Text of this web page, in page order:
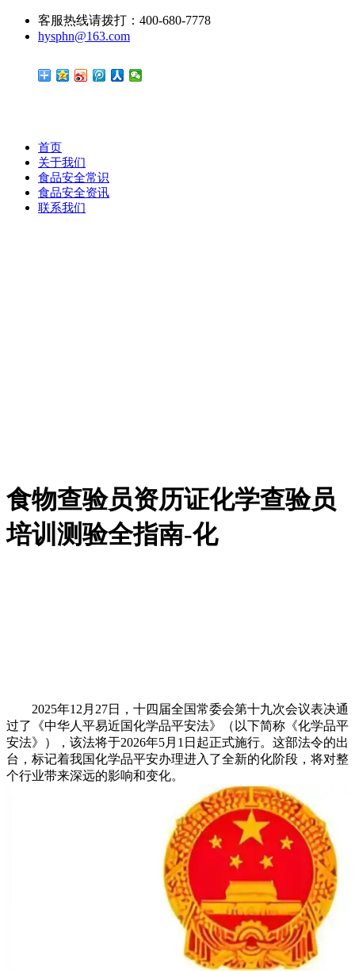
客服热线请拨打：400-680-7778
hysphn@163.com
首页
关于我们
食品安全常识
食品安全资讯
联系我们
食物查验员资历证化学查验员
培训测验全指南-化
2025年12月27日，十四届全国常委会第十九次会议表决通
过了《中华人平易近国化学品平安法》（以下简称《化学品平
安法》），该法将于2026年5月1日起正式施行。这部法令的出
台，标记着我国化学品平安办理进入了全新的化阶段，将对整
个行业带来深远的影响和变化。